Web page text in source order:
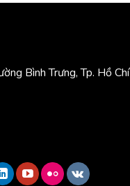
Bình Trưng, Tp. Hồ Chí